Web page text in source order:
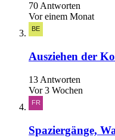
70 Antworten
Vor einem Monat
Ausziehen der
13 Antworten
Vor 3 Wochen
Spaziergänge,